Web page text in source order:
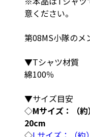
意ください。
第08MS小隊のメ
▼Tシャツ材質
綿100％
▼サイズ目安
◇Mサイズ：（
20cm